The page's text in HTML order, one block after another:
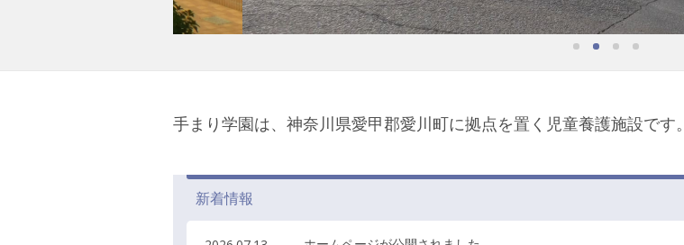
手まり学園は、神奈川県愛甲郡愛川町に拠点を置く児童養護施設です。
新着情報